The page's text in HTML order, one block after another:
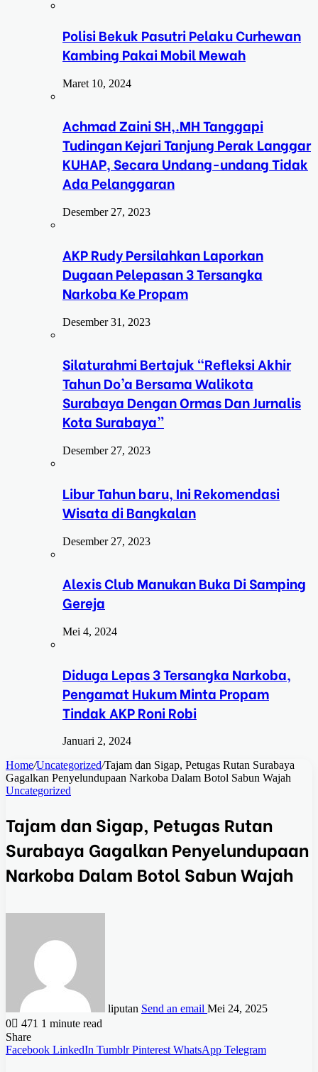
Polisi Bekuk Pasutri Pelaku Curhewan
Kambing Pakai Mobil Mewah
Maret 10, 2024
Achmad Zaini SH,.MH Tanggapi
Tudingan Kejari Tanjung Perak Langgar
KUHAP, Secara Undang-undang Tidak
Ada Pelanggaran
Desember 27, 2023
AKP Rudy Persilahkan Laporkan
Dugaan Pelepasan 3 Tersangka
Narkoba Ke Propam
Desember 31, 2023
Silaturahmi Bertajuk “Refleksi Akhir
Tahun Do’a Bersama Walikota
Surabaya Dengan Ormas Dan Jurnalis
Kota Surabaya”
Desember 27, 2023
Libur Tahun baru, Ini Rekomendasi
Wisata di Bangkalan
Desember 27, 2023
Alexis Club Manukan Buka Di Samping
Gereja
Mei 4, 2024
Diduga Lepas 3 Tersangka Narkoba,
Pengamat Hukum Minta Propam
Tindak AKP Roni Robi
Januari 2, 2024
Home/Uncategorized/Tajam dan Sigap, Petugas Rutan Surabaya
Gagalkan Penyelundupaan Narkoba Dalam Botol Sabun Wajah
Uncategorized
Tajam dan Sigap, Petugas Rutan
Surabaya Gagalkan Penyelundupaan
Narkoba Dalam Botol Sabun Wajah
liputan Send an email Mei 24, 2025
0
471 1 minute read
Share
Facebook LinkedIn Tumblr Pinterest WhatsApp Telegram